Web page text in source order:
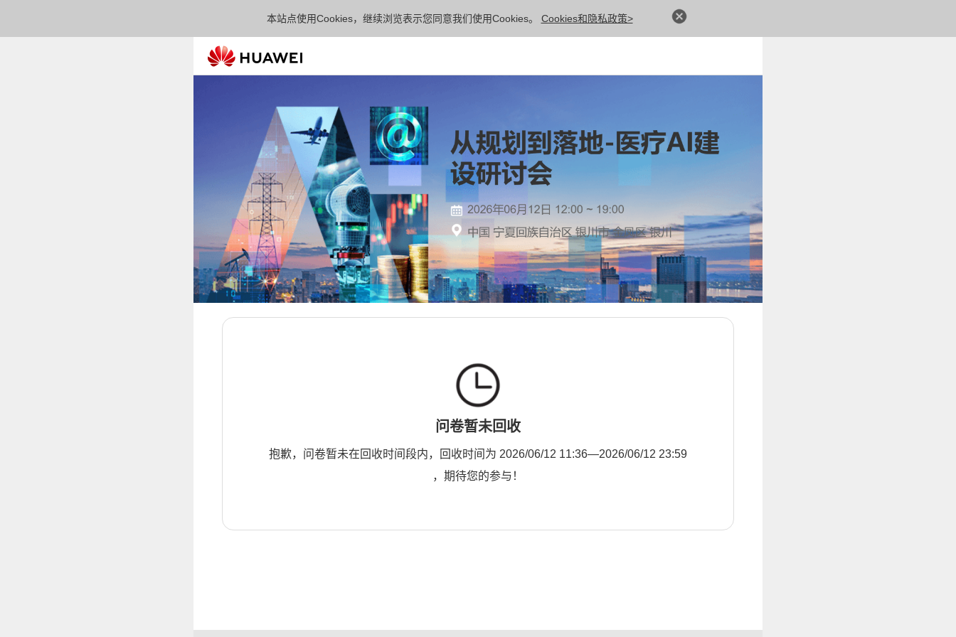
本站点使用Cookies，继续浏览表示您同意我们使用Cookies。 Cookies和隐私政策>
问卷暂未回收
抱歉，问卷暂未在回收时间段内，回收时间为 2026/06/12 11:36—2026/06/12 23:59
，期待您的参与！